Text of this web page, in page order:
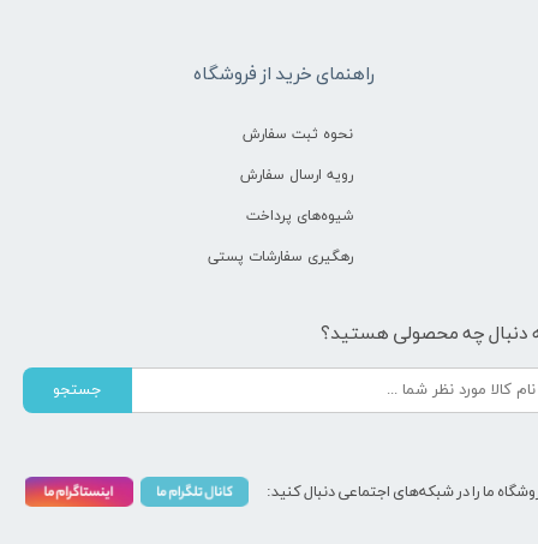
راهنمای خرید از فروشگاه
نحوه ثبت سفارش
رویه ارسال سفارش
شیوه‌های پرداخت
رهگیری سفارشات پستی
دنبال چه محصولی هستید؟
جستجو
ما را در شبکه‌های اجتماعی دنبال کنید: